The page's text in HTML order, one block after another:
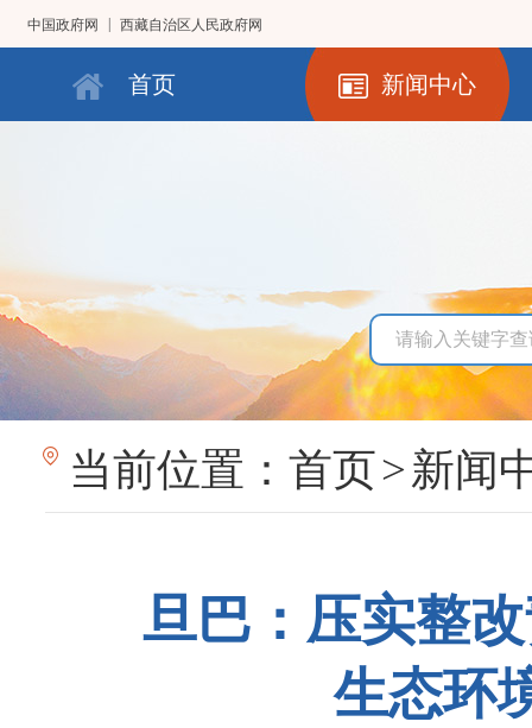
中国政府网 西藏自治区人民政府网
首页 新闻中心
当前位置： 首页>新闻
旦巴：压实整
生态环